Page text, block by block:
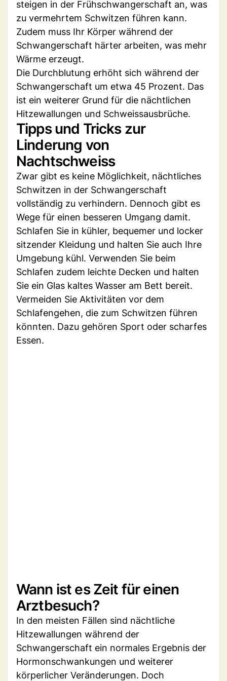
steigen in der Frühschwangerschaft an, was
zu vermehrtem Schwitzen führen kann.
Zudem muss Ihr Körper während der
Schwangerschaft härter arbeiten, was mehr
Wärme erzeugt.
Die Durchblutung erhöht sich während der
Schwangerschaft um etwa 45 Prozent. Das
ist ein weiterer Grund für die nächtlichen
Hitzewallungen und Schweissausbrüche.
Tipps und Tricks zur
Linderung von
Nachtschweiss
Zwar gibt es keine Möglichkeit, nächtliches
Schwitzen in der Schwangerschaft
vollständig zu verhindern. Dennoch gibt es
Wege für einen besseren Umgang damit.
Schlafen Sie in kühler, bequemer und locker
sitzender Kleidung und halten Sie auch Ihre
Umgebung kühl. Verwenden Sie beim
Schlafen zudem leichte Decken und halten
Sie ein Glas kaltes Wasser am Bett bereit.
Vermeiden Sie Aktivitäten vor dem
Schlafengehen, die zum Schwitzen führen
könnten. Dazu gehören Sport oder scharfes
Essen.
Wann ist es Zeit für einen
Arztbesuch?
In den meisten Fällen sind nächtliche
Hitzewallungen während der
Schwangerschaft ein normales Ergebnis der
Hormonschwankungen und weiterer
körperlicher Veränderungen. Doch